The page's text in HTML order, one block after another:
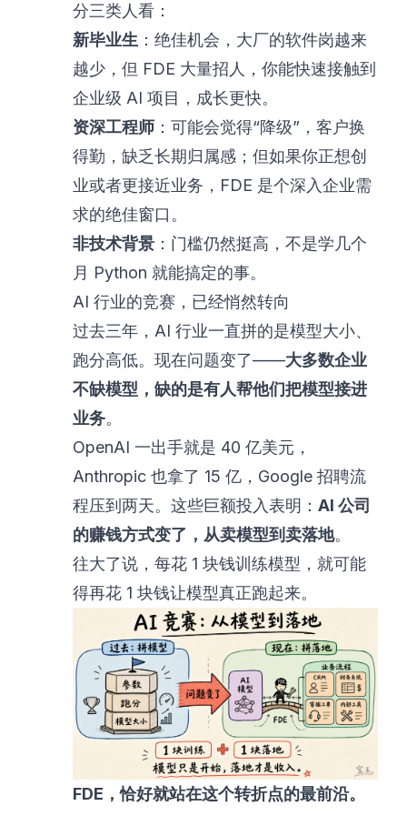
分三类人看：
新毕业生 ：绝佳机会，大厂的软件岗越来
越少，但 FDE 大量招人，你能快速接触到
企业级 AI 项目，成长更快。
资深工程师 ：可能会觉得“降级”，客户换
得勤，缺乏长期归属感；但如果你正想创
业或者更接近业务，FDE 是个深入企业需
求的绝佳窗口。
非技术背景 ：门槛仍然挺高，不是学几个
月 Python 就能搞定的事。
AI 行业的竞赛，已经悄然转向
过去三年，AI 行业一直拼的是模型大小、
跑分高低。现在问题变了——大多数企业
不缺模型，缺的是有人帮他们把模型接进
业务。
OpenAI 一出手就是 40 亿美元，
Anthropic 也拿了 15 亿，Google 招聘流
程压到两天。这些巨额投入表明： AI 公司
的赚钱方式变了，从卖模型到卖落地。
往大了说，每花 1 块钱训练模型，就可能
得再花 1 块钱让模型真正跑起来。
FDE，恰好就站在这个转折点的最前沿。